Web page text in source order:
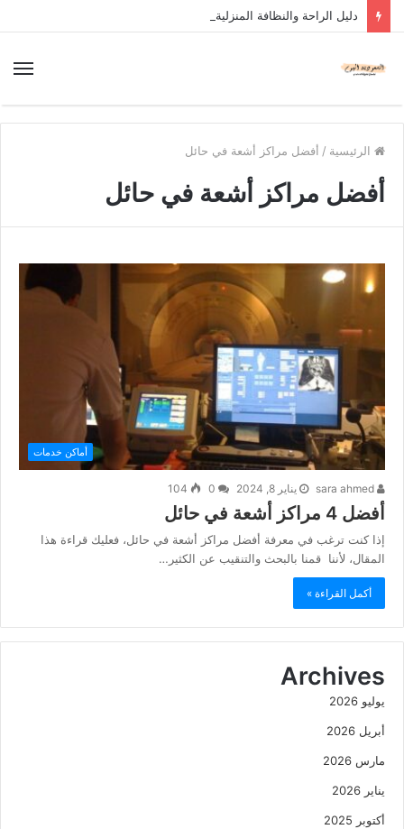
دليل الراحة والنظافة المنزلية
الرئيسية / أفضل مراكز أشعة في حائل
أفضل مراكز أشعة في حائل
أماكن خدمات
يناير 8, 2024 104
أفضل 4 مراكز أشعة في حائل
إذا كنت ترغب في معرفة أفضل مراكز أشعة في حائل، فعليك قراءة هذا
المقال، لأننا قمنا بالبحث والتنقيب عن الكثير…
أكمل القراءة »
Archives
يوليو 2026
أبريل 2026
مارس 2026
يناير 2026
أكتوبر 2025